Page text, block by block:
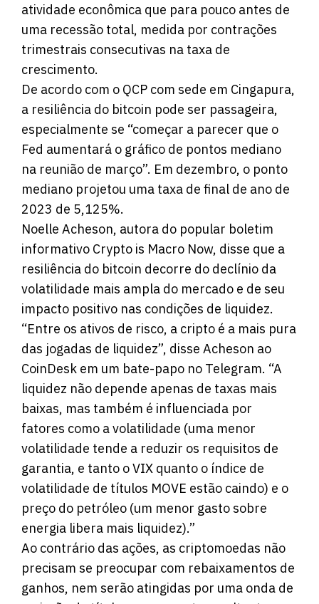
atividade econômica que para pouco antes de
uma recessão total, medida por contrações
trimestrais consecutivas na taxa de
crescimento.
De acordo com o QCP com sede em Cingapura,
a resiliência do bitcoin pode ser passageira,
especialmente se “começar a parecer que o
Fed aumentará o gráfico de pontos mediano
na reunião de março”. Em dezembro, o ponto
mediano projetou uma taxa de final de ano de
2023 de 5,125%.
Noelle Acheson, autora do popular boletim
informativo Crypto is Macro Now, disse que a
resiliência do bitcoin decorre do declínio da
volatilidade mais ampla do mercado e de seu
impacto positivo nas condições de liquidez.
“Entre os ativos de risco, a cripto é a mais pura
das jogadas de liquidez”, disse Acheson ao
CoinDesk em um bate-papo no Telegram. “A
liquidez não depende apenas de taxas mais
baixas, mas também é influenciada por
fatores como a volatilidade (uma menor
volatilidade tende a reduzir os requisitos de
garantia, e tanto o VIX quanto o índice de
volatilidade de títulos MOVE estão caindo) e o
preço do petróleo (um menor gasto sobre
energia libera mais liquidez).”
Ao contrário das ações, as criptomoedas não
precisam se preocupar com rebaixamentos de
ganhos, nem serão atingidas por uma onda de